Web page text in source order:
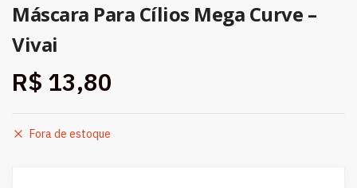
Máscara Para Cílios Mega Curve –
Vivai
R$ 13,80
Fora de estoque